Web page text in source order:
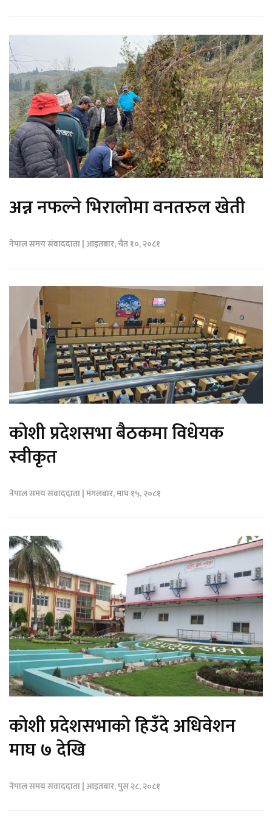
अन्न नफल्ने भिरालोमा वनतरुल खेती
नेपाल समय संवाददाता | आइतबार, चैत १०, २०८१
कोशी प्रदेशसभा बैठकमा विधेयक
स्वीकृत
नेपाल समय संवाददाता | मंगलबार, माघ १५, २०८१
कोशी प्रदेशसभाको हिउँदे अधिवेशन
माघ ७ देखि
नेपाल समय संवाददाता | आइतबार, पुस २८, २०८१